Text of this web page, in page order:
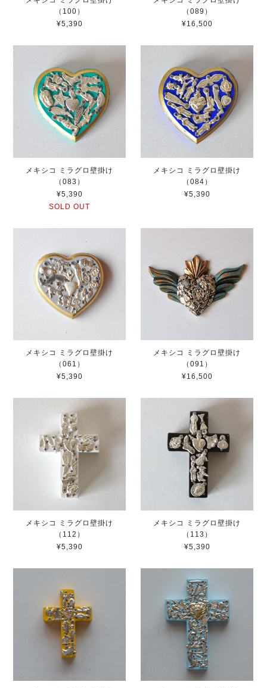
（100）
¥5,390
（089）
¥16,500
メキシコ ミラグロ壁掛け
（083）
¥5,390
SOLD OUT
メキシコ ミラグロ壁掛け
（084）
¥5,390
メキシコ ミラグロ壁掛け
（061）
¥5,390
メキシコ ミラグロ壁掛け
（091）
¥16,500
メキシコ ミラグロ壁掛け
（112）
¥5,390
メキシコ ミラグロ壁掛け
（113）
¥5,390